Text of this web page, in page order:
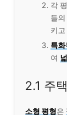
각
들
키
특
여
2.1 주
소형 평형은